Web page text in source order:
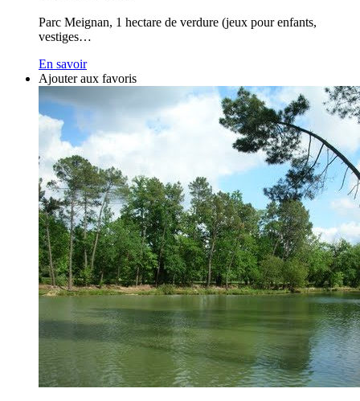
Parc Meignan, 1 hectare de verdure (jeux pour enfants,
vestiges…
En savoir
Ajouter aux favoris